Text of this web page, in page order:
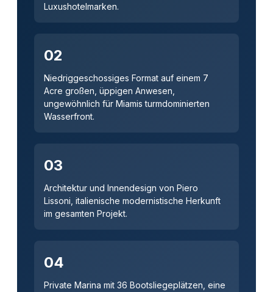
Luxushotelmarken.
02
Niedriggeschossiges Format auf einem 7
Acre großen, üppigen Anwesen,
ungewöhnlich für Miamis turmdominierten
Wasserfront.
03
Architektur und Innendesign von Piero
Lissoni, italienische modernistische Herkunft
im gesamten Projekt.
04
Private Marina mit 36 Bootsliegeplätzen, eine